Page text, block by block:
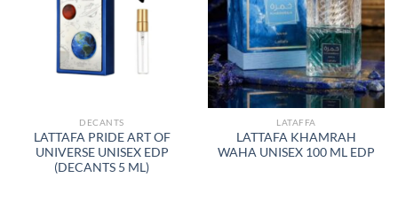
LISTA
DE
DESEOS
DECANTS
LATTAFA PRIDE ART OF
UNIVERSE UNISEX EDP
(DECANTS 5 ML)
LISTA
DE
DESEOS
LATAFFA
LATTAFA KHAMRAH
WAHA UNISEX 100 ML EDP